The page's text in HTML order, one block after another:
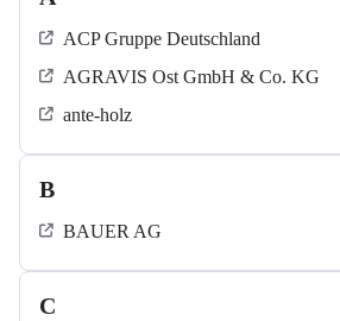
ACP Gruppe Deutschland
AGRAVIS Ost GmbH & Co. KG
ante-holz
B
BAUER AG
C